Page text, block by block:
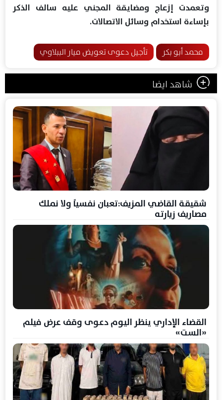
وتعمدت إزعاج ومضايقة المجني عليه سالف الذكر
بإساءة استخدام وسائل الاتصالات.
محمد أبو بكر تأجيل دعوى تعويض ميار الببلاوي
شاهد ايضا
شقيقة القاضي المزيف:تعبان نفسياً ولا نملك
مصاريف زيارته
القضاء الإداري ينظر اليوم دعوى وقف عرض فيلم
«الست»